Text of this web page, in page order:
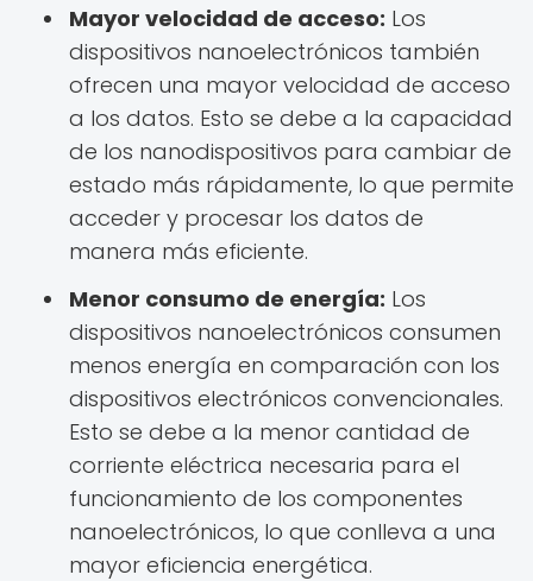
Mayor velocidad de acceso: Los
dispositivos nanoelectrónicos también
ofrecen una mayor velocidad de acceso
a los datos. Esto se debe a la capacidad
de los nanodispositivos para cambiar de
estado más rápidamente, lo que permite
acceder y procesar los datos de
manera más eficiente.
Menor consumo de energía: Los
dispositivos nanoelectrónicos consumen
menos energía en comparación con los
dispositivos electrónicos convencionales.
Esto se debe a la menor cantidad de
corriente eléctrica necesaria para el
funcionamiento de los componentes
nanoelectrónicos, lo que conlleva a una
mayor eficiencia energética.